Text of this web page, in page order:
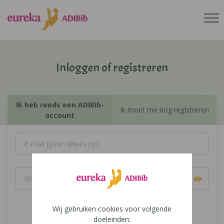
Inloggen of registreren
Ik heb reeds een ADIBib-
account
Ik moet me nog registreren
Inloggen
Wij gebruiken cookies voor volgende
doeleinden: